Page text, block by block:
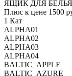
ЯЩИК ДЛЯ БЕЛЬЯ
Плюс к цене 1500
1 Кат
ALPHA01
ALPHA02
ALPHA03
ALPHA04
BALTIC_APPLE
BALTIC_AZURE